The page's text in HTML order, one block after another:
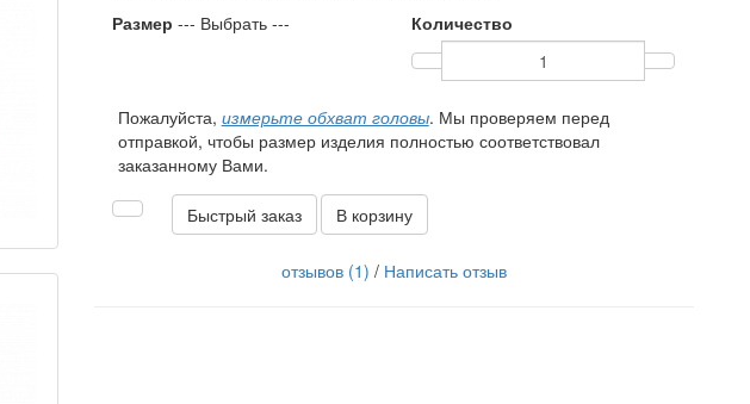
Размер --- Выбрать --- Количество
Пожалуйста, измерьте обхват головы. Мы проверяем перед
отправкой, чтобы размер изделия полностью соответствовал
заказанному Вами.
Быстрый заказ В корзину
отзывов (1) / Написать отзыв